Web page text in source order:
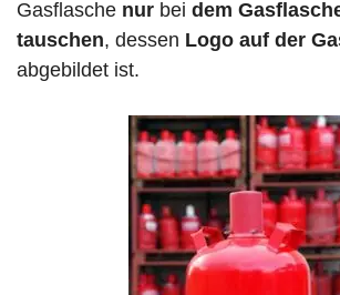
Gasflasche nur bei dem
tauschen, dessen Logo auf der
abgebildet ist.